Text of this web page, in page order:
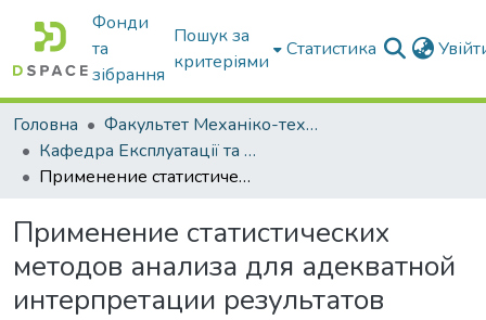
Фонди
та
зібрання
Пошук за
критеріями
Статистика
Головна
Факультет Механіко-технологічний
Кафедра Експлуатації та технічного сервісу машин
Применение статистических методов анализа для адекватной интерпретации результатов контроля остаточных знаний соискателей высшего образования на примере парного t-критерия стьюдента
Применение статистических
методов анализа для адекватной
интерпретации результатов